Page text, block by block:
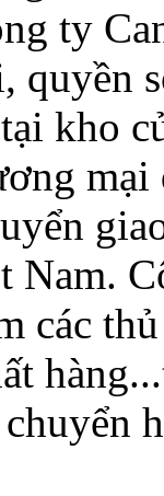
ty
quyền
kho
Nam.
các